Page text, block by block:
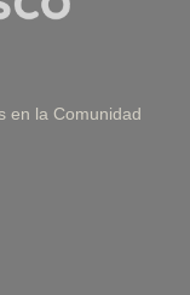
en la Comunidad